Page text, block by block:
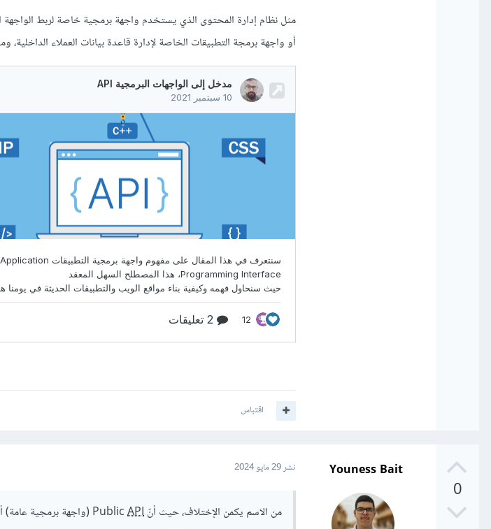
مثل نظام إدارة المحتوى الذي يستخدم واجهة برمجية خاصة لربط الواجهة
أو واجهة برمجة التطبيقات الخاصة لإدارة قاعدة بيانات العملاء
اقتباس
0
Youness Bait نشر29 مايو 2024
من الاسم يكمن الإختلاف، حيث أنّ PublicAPI
(واجهة برمجية عامة)